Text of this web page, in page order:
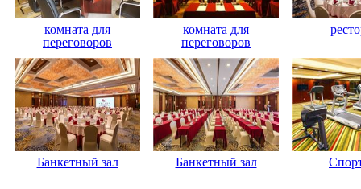
комната для
переговоров
комната для
переговоров
Банкетный зал Банкетный зал